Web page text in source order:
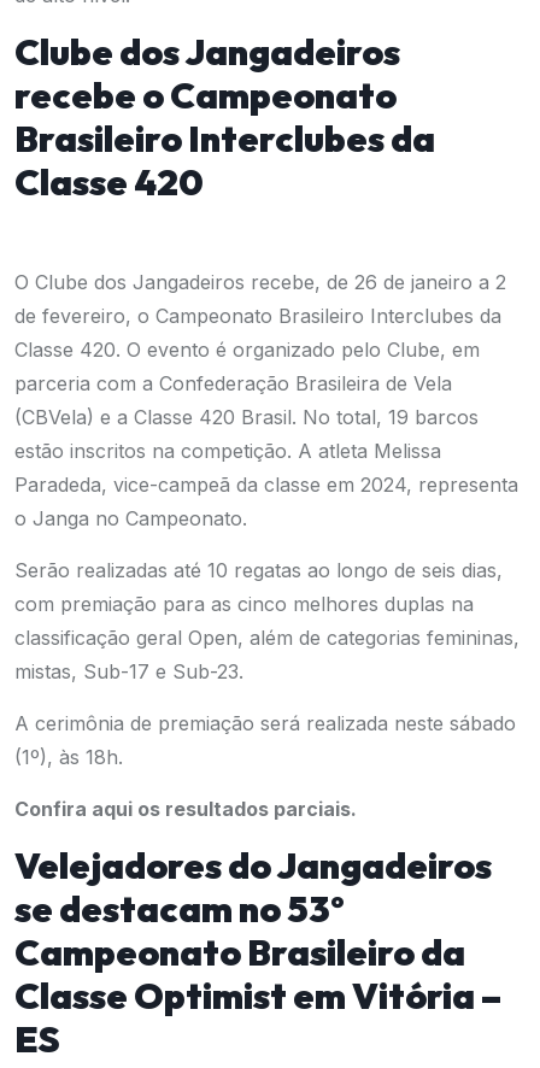
Clube dos Jangadeiros
recebe o Campeonato
Brasileiro Interclubes da
Classe 420
O Clube dos Jangadeiros recebe, de 26 de janeiro a 2
de fevereiro, o Campeonato Brasileiro Interclubes da
Classe 420. O evento é organizado pelo Clube, em
parceria com a Confederação Brasileira de Vela
(CBVela) e a Classe 420 Brasil. No total, 19 barcos
estão inscritos na competição. A atleta Melissa
Paradeda, vice-campeã da classe em 2024, representa
o Janga no Campeonato.
Serão realizadas até 10 regatas ao longo de seis dias,
com premiação para as cinco melhores duplas na
classificação geral Open, além de categorias femininas,
mistas, Sub-17 e Sub-23.
A cerimônia de premiação será realizada neste sábado
(1º), às 18h.
Confira aqui os resultados parciais.
Velejadores do Jangadeiros
se destacam no 53º
Campeonato Brasileiro da
Classe Optimist em Vitória –
ES